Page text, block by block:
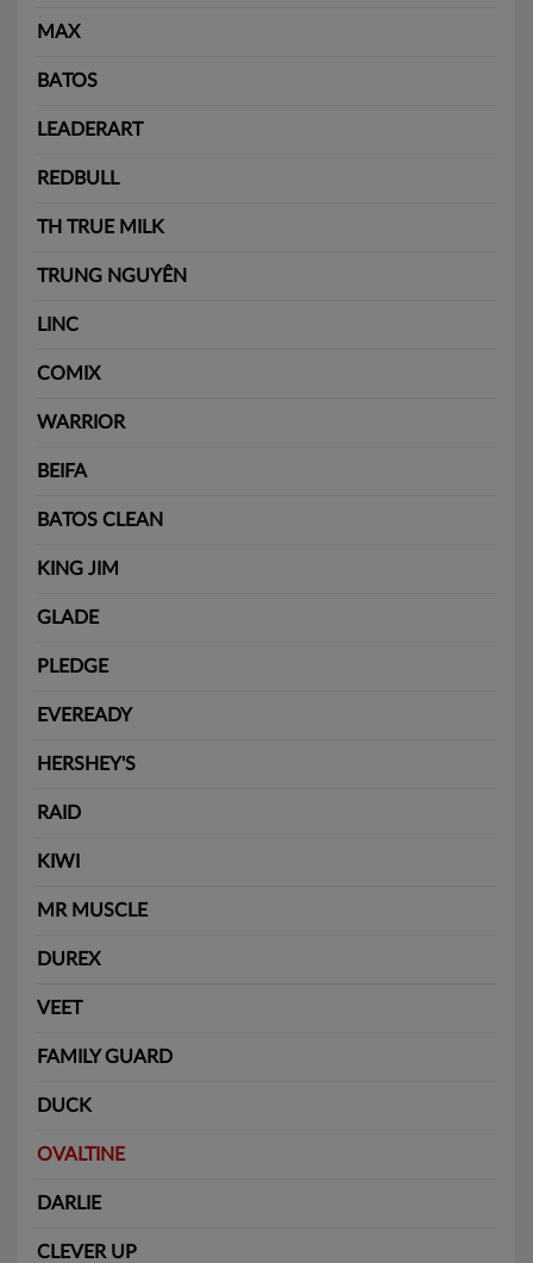
MAX
BATOS
LEADERART
REDBULL
TH TRUE MILK
TRUNG NGUYÊN
LINC
COMIX
WARRIOR
BEIFA
BATOS CLEAN
KING JIM
GLADE
PLEDGE
EVEREADY
HERSHEY'S
RAID
KIWI
MR MUSCLE
DUREX
VEET
FAMILY GUARD
DUCK
OVALTINE
DARLIE
CLEVER UP